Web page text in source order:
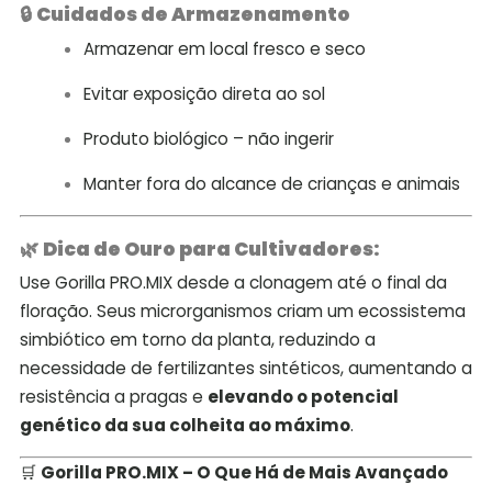
🔒 Cuidados de Armazenamento
Armazenar em local fresco e seco
Evitar exposição direta ao sol
Produto biológico – não ingerir
Manter fora do alcance de crianças e animais
🌿 Dica de Ouro para Cultivadores:
Use Gorilla PRO.MIX desde a clonagem até o final da
floração. Seus microrganismos criam um ecossistema
simbiótico em torno da planta, reduzindo a
necessidade de fertilizantes sintéticos, aumentando a
resistência a pragas e elevando o potencial
genético da sua colheita ao máximo.
🛒 Gorilla PRO.MIX – O Que Há de Mais Avançado